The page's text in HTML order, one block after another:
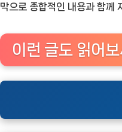
막으로 종합적인 내용과 함께
이런 글도 읽어